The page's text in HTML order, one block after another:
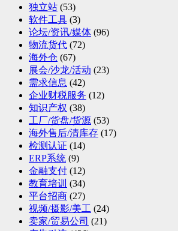
独立站 (53)
软件工具 (3)
论坛/资讯/媒体 (96)
物流货代 (72)
海外仓 (67)
展会/沙龙/活动 (23)
需求信息 (42)
企业财税服务 (12)
知识产权 (38)
工厂/货盘/货源 (53)
海外售后/清库存 (17)
检测认证 (14)
ERP系统 (9)
金融支付 (12)
教育培训 (34)
平台招商 (27)
视频/摄影/美工 (24)
卖家/贸易公司 (21)